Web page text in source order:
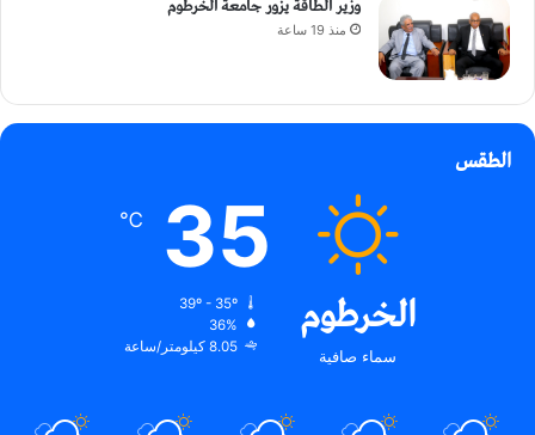
وزير الطاقة يزور جامعة الخرطوم
منذ 19 ساعة
الطقس
الخرطوم
سماء صافية
35
℃
36%
8.05 كيلومتر/ساعة